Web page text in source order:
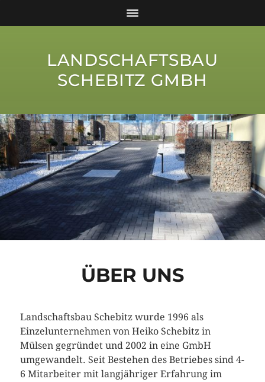
LANDSCHAFTSBAU
SCHEBITZ GMBH
ÜBER UNS
Landschaftsbau Schebitz wurde 1996 als
Einzelunternehmen von Heiko Schebitz in
Mülsen gegründet und 2002 in eine GmbH
umgewandelt. Seit Bestehen des Betriebes sind 4-
6 Mitarbeiter mit langjähriger Erfahrung im